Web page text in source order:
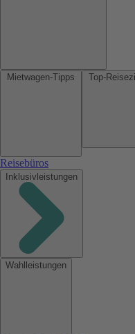
Reisebüros
Inklusivleistungen
Wahlleistungen